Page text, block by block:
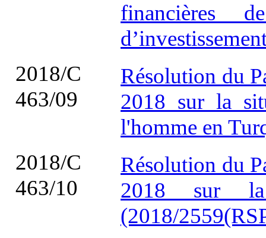
financières
2018/C
463/09
Résolution du
2018 sur la
l'homme en
2018/C
463/10
Résolution du
2018 sur la
(2018/